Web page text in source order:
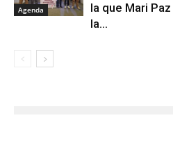
Agenda
la que Mari
la...